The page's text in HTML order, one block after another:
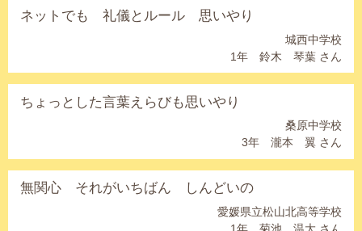
ネットでも 礼儀とルール 思いやり
城西中学校
1年 鈴木 琴葉 さん
ちょっとした言葉えらびも思いやり
桑原中学校
3年 瀧本 翼 さん
無関心 それがいちばん しんどいの
愛媛県立松山北高等学校